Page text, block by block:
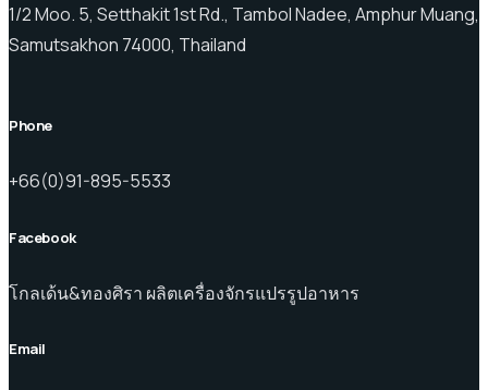
1/2 Moo. 5, Setthakit 1st Rd., Tambol Nadee, Amphur Muang,
Samutsakhon 74000, Thailand
Phone
+66(0)91-895-5533
Facebook
โกลเด้น&ทองศิรา ผลิตเครื่องจักรแปรรูปอาหาร
Email